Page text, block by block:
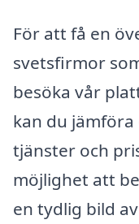
För att få en
svetsfirmor
besöka vår
kan du
tjänster och
möjlighet att
en tydlig bild